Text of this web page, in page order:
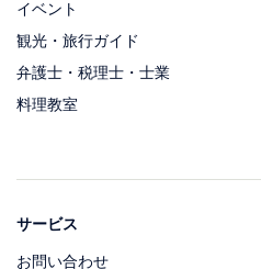
イベント
観光・旅行ガイド
弁護士・税理士・士業
料理教室
サービス
お問い合わせ